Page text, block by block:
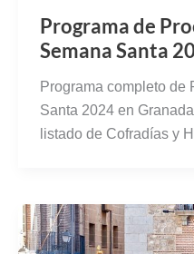
Programa de
Semana Santa
Programa completo de
Santa 2024 en
listado de Cofradías y